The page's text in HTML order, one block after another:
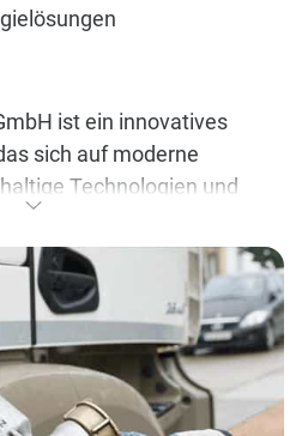
ist ein innovatives
sich auf moderne
Technologien und
spezialisiert hat. Mit
Know-how und
begleiten wir
und Kommunen auf
kosteneffizienten und